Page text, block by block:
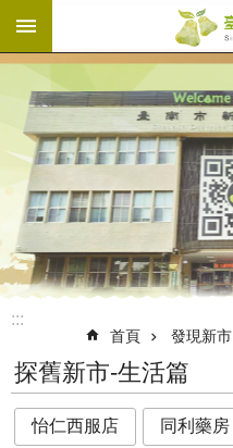
跳到主要內容區塊
:::
首頁 發現新市
探舊新市-生活篇
怡仁西服店 同利藥房